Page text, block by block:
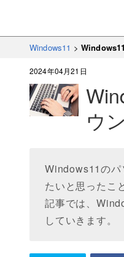
Windows11 >
2024年04月21日
ウ
Windows11のパ
たいと思ったこ
記事では、
していきます。